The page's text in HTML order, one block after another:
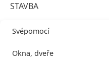
STAVBA
Svépomocí
Okna, dveře